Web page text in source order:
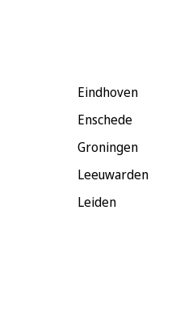
Eindhoven
Enschede
Groningen
Leeuwarden
Leiden